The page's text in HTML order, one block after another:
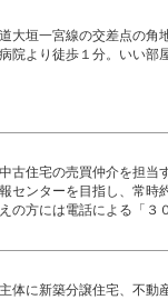
大垣一宮線の交差点の角
院より徒歩１分。いい部
古住宅の売買仲介を担当
センターを目指し、常時
の方には電話による「３
体に新築分譲住宅、不動